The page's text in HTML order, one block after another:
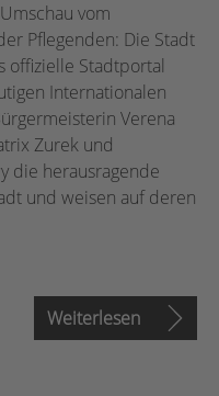
vom
Pflegenden: Die Stadt
offizielle Stadtportal
Internationalen
Verena
Zurek und
die herausragende
und weisen auf deren
Weiterlesen